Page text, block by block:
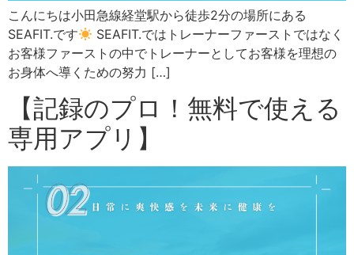
こんにちは小田急線経堂駅から徒歩2分の場所にある
SEAFIT.です
SEAFIT.ではトレーナーファーストではなく
お客様ファーストの中でトレーナーとしてお客様を理想の
お身体へ導くための努力 […]
【記録のプロ！無料で使える
専用アプリ】